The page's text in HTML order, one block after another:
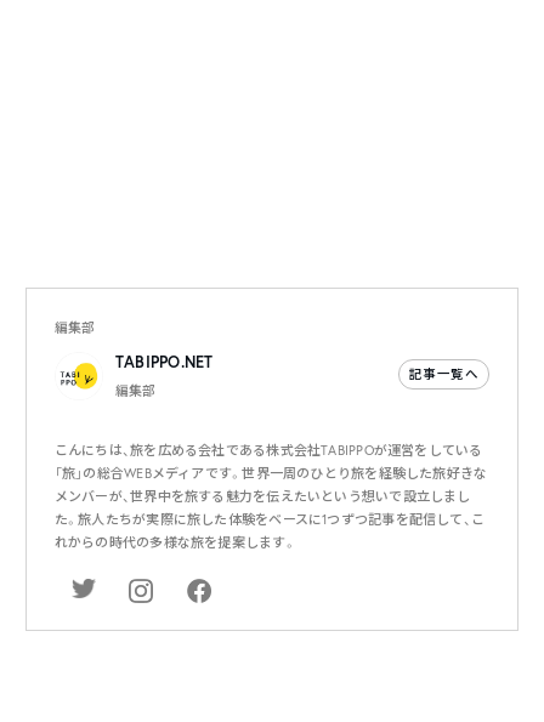
編集部
TABIPPO.NET
編集部
記事一覧へ
こんにちは、旅を広める会社である株式会社TABIPPOが運営をしている
「旅」の総合WEBメディアです。世界一周のひとり旅を経験した旅好きな
メンバーが、世界中を旅する魅力を伝えたいという想いで設立しまし
た。旅人たちが実際に旅した体験をベースに1つずつ記事を配信して、こ
れからの時代の多様な旅を提案します。